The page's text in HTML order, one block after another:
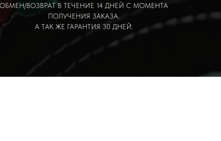
ОБМЕН/ВОЗВРАТ В ТЕЧЕНИЕ 14 ДНЕЙ С МОМЕНТА
ПОЛУЧЕНИЯ ЗАКАЗА.
А ТАК ЖЕ ГАРАНТИЯ 30 ДНЕЙ.